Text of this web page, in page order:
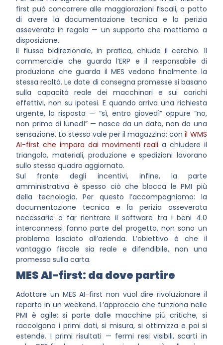
first può concorrere alle maggiorazioni fiscali, a patto
di avere la documentazione tecnica e la perizia
asseverata in regola — un supporto che mettiamo a
disposizione.
Il flusso bidirezionale, in pratica, chiude il cerchio. Il
commerciale che guarda l’ERP e il responsabile di
produzione che guarda il MES vedono finalmente la
stessa realtà. Le date di consegna promesse si basano
sulla capacità reale dei macchinari e sui carichi
effettivi, non su ipotesi. E quando arriva una richiesta
urgente, la risposta — “sì, entro giovedì” oppure “no,
non prima di lunedì” — nasce da un dato, non da una
sensazione. Lo stesso vale per il magazzino: conil WMS
AI-first che impara dai movimenti reali a chiudere il
triangolo, materiali, produzione e spedizioni lavorano
sullo stesso quadro aggiornato.
Sul fronte degli incentivi, infine, la parte
amministrativa è spesso ciò che blocca le PMI più
della tecnologia. Per questo l’accompagniamo: la
documentazione tecnica e la perizia asseverata
necessarie a far rientrare il software tra i beni 4.0
interconnessi fanno parte del progetto, non sono un
problema lasciato all’azienda. L’obiettivo è che il
vantaggio fiscale sia reale e difendibile, non una
promessa sulla carta.
MES AI-first: da dove partire
Adottare un MES AI-first non vuol dire rivoluzionare il
reparto in un weekend. L’approccio che funziona nelle
PMI è agile: si parte dalle macchine più critiche, si
raccolgono i primi dati, si misura, si ottimizza e poi si
estende. I primi risultati — fermi resi visibili, scarti in